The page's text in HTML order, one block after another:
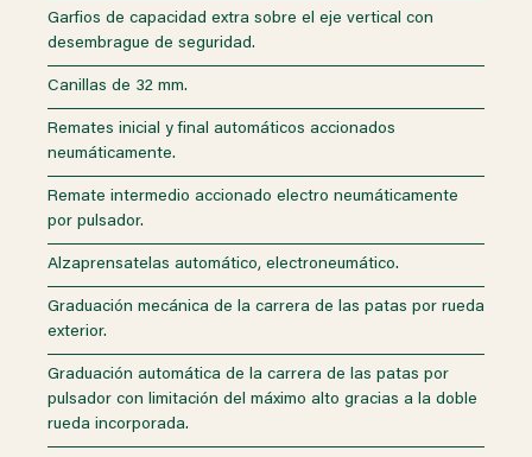
Garfios de capacidad extra sobre el eje vertical con
desembrague de seguridad.
Canillas de 32 mm.
Remates inicial y final automáticos accionados
neumáticamente.
Remate intermedio accionado electro neumáticamente
por pulsador.
Alzaprensatelas automático, electroneumático.
Graduación mecánica de la carrera de las patas por rueda
exterior.
Graduación automática de la carrera de las patas por
pulsador con limitación del máximo alto gracias a la doble
rueda incorporada.